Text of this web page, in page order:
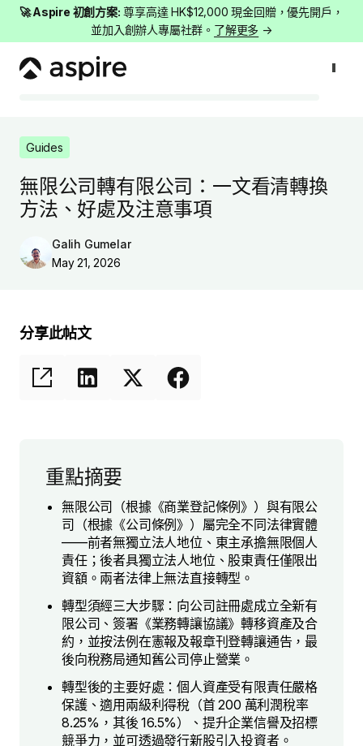
🚀 Aspire 初創方案: 尊享高達 HK$12,000 現金回贈，優先開戶，
並加入創辦人專屬社群。 了解更多 →
Guides 無限公司轉有限公司：一文看清轉換方法、好處及注意事項
Guides
無限公司轉有限公司：一文看清轉換
方法、好處及注意事項
Galih Gumelar
May 21, 2026
分享此帖文
重點摘要
無限公司（根據《商業登記條例》）與有限公
司（根據《公司條例》）屬完全不同法律實體
——前者無獨立法人地位、東主承擔無限個人
責任；後者具獨立法人地位、股東責任僅限出
資額。兩者法律上無法直接轉型。
轉型須經三大步驟：向公司註冊處成立全新有
限公司、簽署《業務轉讓協議》轉移資產及合
約，並按法例在憲報及報章刊登轉讓通告，最
後向稅務局通知舊公司停止營業。
轉型後的主要好處：個人資產受有限責任嚴格
保護、適用兩級利得稅（首 200 萬利潤稅率
8.25%，其後 16.5%）、提升企業信譽及招標
競爭力，並可透過發行新股引入投資者。